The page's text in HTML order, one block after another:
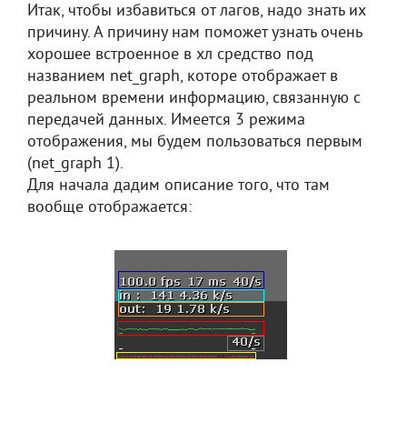
Итак, чтобы избавиться от лагов, надо знать их
причину. А причину нам поможет узнать очень
хорошее встроенное в хл средство под
названием net_graph, которе отображает в
реальном времени информацию, связанную с
передачей данных. Имеется 3 режима
отображения, мы будем пользоваться первым
(net_graph 1).
Для начала дадим описание того, что там
вообще отображается: